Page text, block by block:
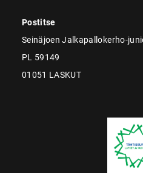
Postitse
Seinäjoen Jalkapallokerho-
PL 59149
01051 LASKUT